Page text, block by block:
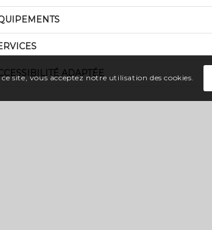
ADAPTÉE
site, vous acceptez notre utilisation des cookies.